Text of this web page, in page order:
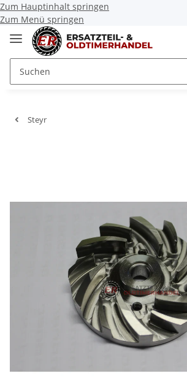
Zum Hauptinhalt springen
Zum Menü springen
Steyr